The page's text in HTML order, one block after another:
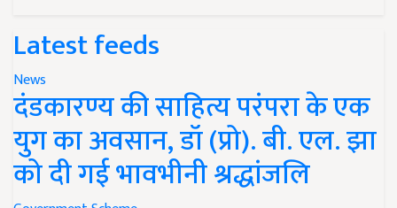
Latest feeds
News
दंडकारण्य की साहित्य परंपरा के एक
युग का अवसान, डॉ (प्रो). बी. एल. झा
को दी गई भावभीनी श्रद्धांजलि
Government Scheme